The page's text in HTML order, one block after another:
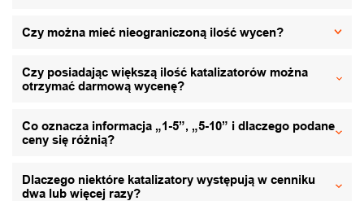
Czy można mieć nieograniczoną ilość wycen?
Czy posiadając większą ilość katalizatorów można
otrzymać darmową wycenę?
Co oznacza informacja „1-5”, „5-10” i dlaczego podane
ceny się różnią?
Dlaczego niektóre katalizatory występują w cenniku
dwa lub więcej razy?